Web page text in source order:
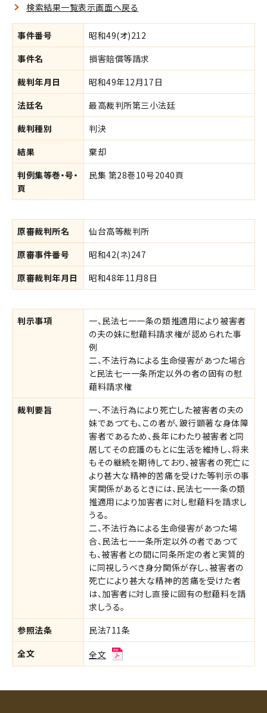
検索結果一覧表示画面へ戻る
事件番号
昭和49(オ)212
事件名
損害賠償等請求
裁判年月日
昭和49年12月17日
法廷名
最高裁判所第三小法廷
裁判種別
判決
結果
棄却
判例集等巻・号・
頁
民集 第28巻10号2040頁
原審裁判所名
仙台高等裁判所
原審事件番号
昭和42(ネ)247
原審裁判年月日
昭和48年11月8日
判示事項
一、民法七一一条の類推適用により被害者
の夫の妹に慰藉料請求権が認められた事
例
二、不法行為による生命侵害があつた場合
と民法七一一条所定以外の者の固有の慰
藉料請求権
裁判要旨
一、不法行為により死亡した被害者の夫の
妹であつても、この者が、跛行顕著な身体障
害者であるため、長年にわたり被害者と同
居してその庇護のもとに生活を維持し、将来
もその継続を期待しており、被害者の死亡に
より甚大な精神的苦痛を受けた等判示の事
実関係があるときには、民法七一一条の類
推適用により加害者に対し慰藉料を請求し
うる。
二、不法行為による生命侵害があつた場
合、民法七一一条所定以外の者であつて
も、被害者との間に同条所定の者と実質的
に同視しうべき身分関係が存し、被害者の
死亡により甚大な精神的苦痛を受けた者
は、加害者に対し直接に固有の慰藉料を請
求しうる。
参照法条
民法711条
全文
全文